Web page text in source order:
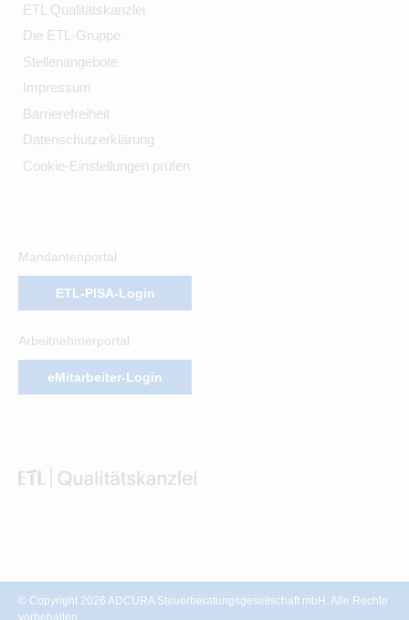
ETL Qualitätskanzlei
Die ETL-Gruppe
Stellenangebote
Impressum
Barrierefreiheit
Datenschutzerklärung
Cookie-Einstellungen prüfen
Mandantenportal
ETL-PISA-Login
Arbeitnehmerportal
eMitarbeiter-Login
© Copyright 2026 ADCURA Steuerberatungsgesellschaft mbH. Alle Rechte
vorbehalten.